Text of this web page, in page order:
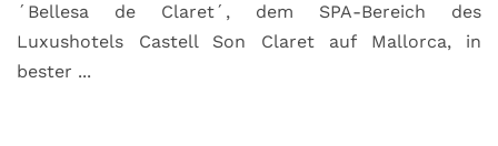
´Bellesa de Claret´, dem SPA-Bereich des
Luxushotels Castell Son Claret auf Mallorca, in
bester ...